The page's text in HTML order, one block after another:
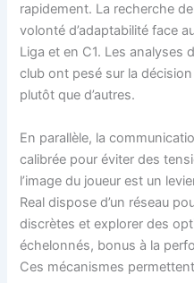
rapidement. La recherche
volonté d’adaptabilité face
Liga et en C1. Les analyses
club ont pesé sur la
plutôt que d’autres.
En parallèle, la
calibrée pour éviter des
l’image du joueur est un
Real dispose d’un réseau
discrètes et explorer des
échelonnés, bonus à la
Ces mécanismes